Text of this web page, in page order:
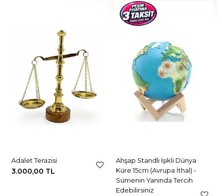
Adalet Terazisi
3.000,00 TL
Ahşap Standlı Işıklı Dünya
Küre 15cm (Avrupa İthal) -
Sümenin Yanında Tercih
Edebilirsiniz